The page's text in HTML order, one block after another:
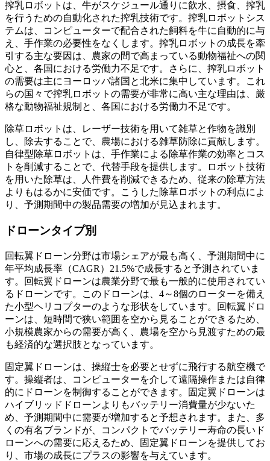
搾乳ロボットは、牛がスケジュール通りに飲水、摂食、搾乳
を行うための自動化された搾乳技術です。搾乳ロボットシス
テムは、コンピューターで配合された飼料を牛に自動的に与
え、手作業の必要性をなくします。搾乳ロボットの成長を牽
引する主な要因は、農家の間で高まっている動物福祉への関
心と、各国における労働力不足です。さらに、搾乳ロボット
の需要は主にヨーロッパ諸国と北米に集中しています。これ
らの国々で搾乳ロボットの需要が非常に高い主な理由は、厳
格な動物福祉規制と、各国における労働力不足です。
除草ロボットは、レーザー技術を用いて雑草と作物を識別
し、除去することで、農場における雑草防除に貢献します。
自律型除草ロボットは、手作業による除草作業の効率とコス
トを削減することで、代替手段を提供します。ロボット技術
を用いた除草は、人件費を削減できるため、従来の除草方法
よりもはるかに安価です。こうした除草ロボットの利点によ
り、予測期間中の製品需要の増加が見込まれます。
ドローンタイプ別
回転翼ドローン分野は市場シェアが最も高く、予測期間中に
年平均成長率（CAGR）21.5%で成長すると予測されていま
す。回転翼ドローンは農業分野で最も一般的に使用されてい
るドローンです。このドローンは、4～8個のローターを備え
た小型ヘリコプターのような形状をしています。回転翼ドロ
ーンは、短時間で狭い範囲を空から見ることができるため、
小規模農家からの需要が高く、農場を空から見渡すための最
も経済的な選択肢となっています。
固定翼ドローンは、操縦士を必要とせずに飛行する航空機で
す。操縦者は、コンピューターを介して遠隔操作または自律
的にドローンを制御することができます。固定翼ドローンは
ハイブリッドドローンよりもバッテリー消費量が少ないた
め、予測期間中に需要が増加すると予想されます。また、多
くの有名ブランドが、コンパクトでバッテリー寿命の長いド
ローンへの需要に応えるため、固定翼ドローンを提供してお
り、市場の成長にプラスの影響を与えています。